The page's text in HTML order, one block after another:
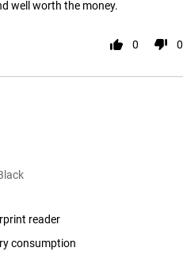
well worth the money.
0 0
reader
consumption